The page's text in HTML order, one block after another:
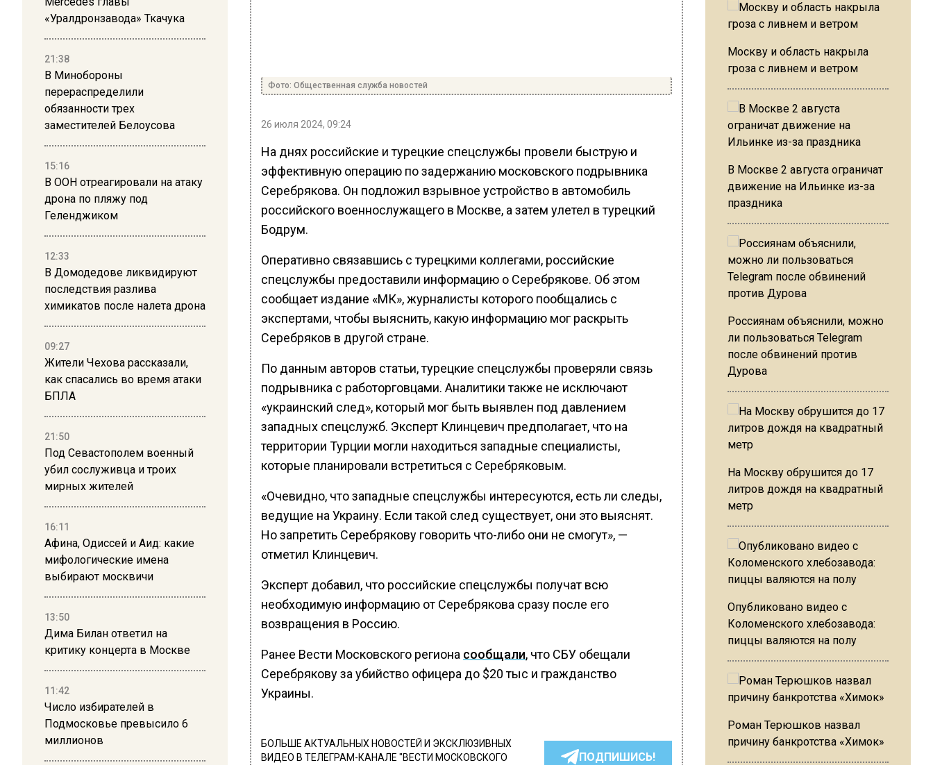
«Уралдронзавода» Ткачука
21:38
В Минобороны
перераспределили
обязанности трех
заместителей Белоусова
15:16
В ООН отреагировали на атаку
дрона по пляжу под
Геленджиком
12:33
В Домодедове ликвидируют
последствия разлива
химикатов после налета дрона
09:27
Жители Чехова рассказали,
как спасались во время атаки
БПЛА
21:50
Под Севастополем военный
убил сослуживца и троих
мирных жителей
16:11
Афина, Одиссей и Аид: какие
мифологические имена
выбирают москвичи
13:50
Дима Билан ответил на
критику концерта в Москве
11:42
Число избирателей в
Подмосковье превысило 6
миллионов
Фото: Общественная служба новостей
26 июля 2024, 09:24
На днях российские и турецкие спецслужбы провели быструю и
эффективную операцию по задержанию московского подрывника
Серебрякова. Он подложил взрывное устройство в автомобиль
российского военнослужащего в Москве, а затем улетел в турецкий
Бодрум.
Оперативно связавшись с турецкими коллегами, российские
спецслужбы предоставили информацию о Серебрякове. Об этом
сообщает издание «МК», журналисты которого пообщались с
экспертами, чтобы выяснить, какую информацию мог раскрыть
Серебряков в другой стране.
По данным авторов статьи, турецкие спецслужбы проверяли связь
подрывника с работорговцами. Аналитики также не исключают
«украинский след», который мог быть выявлен под давлением
западных спецслужб. Эксперт Клинцевич предполагает, что на
территории Турции могли находиться западные специалисты,
которые планировали встретиться с Серебряковым.
«Очевидно, что западные спецслужбы интересуются, есть ли следы,
ведущие на Украину. Если такой след существует, они это выяснят.
Но запретить Серебрякову говорить что-либо они не смогут», —
отметил Клинцевич.
Эксперт добавил, что российские спецслужбы получат всю
необходимую информацию от Серебрякова сразу после его
возвращения в Россию.
Ранее Вести Московского региона сообщали, что СБУ обещали
Серебрякову за убийство офицера до $20 тыс и гражданство
Украины.
БОЛЬШЕ АКТУАЛЬНЫХ НОВОСТЕЙ И ЭКСКЛЮЗИВНЫХ
ВИДЕО В ТЕЛЕГРАМ-КАНАЛЕ "ВЕСТИ МОСКОВСКОГО
ПОДПИШИСЬ!
Москву и область накрыла
гроза с ливнем и ветром
В Москве 2 августа ограничат
движение на Ильинке из-за
праздника
Россиянам объяснили, можно
ли пользоваться Telegram
после обвинений против
Дурова
На Москву обрушится до 17
литров дождя на квадратный
метр
Опубликовано видео с
Коломенского хлебозавода:
пиццы валяются на полу
Роман Терюшков назвал
причину банкротства «Химок»